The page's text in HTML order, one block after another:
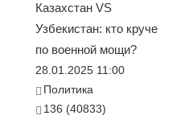
Казахстан VS
Узбекистан: кто круче
по военной мощи?
28.01.2025 11:00
Политика
136 (40833)